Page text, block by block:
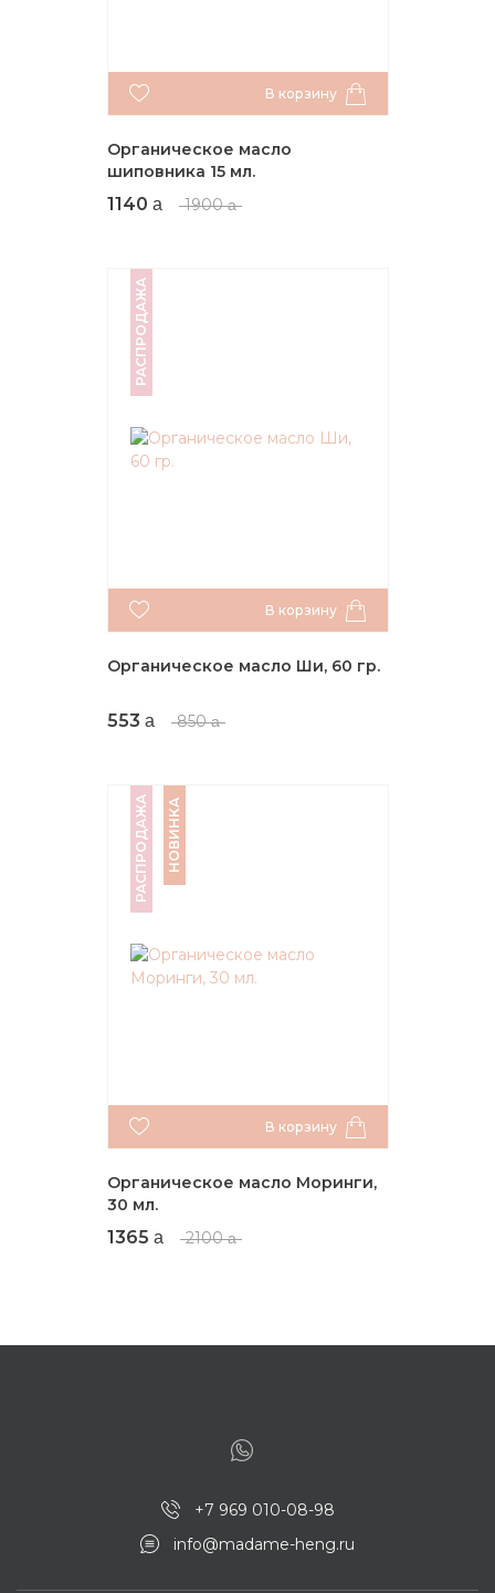
В корзину
Органическое масло
шиповника 15 мл.
1140 1900
РАСПРОДАЖА
В корзину
Органическое масло Ши, 60 гр.
553 850
РАСПРОДАЖА НОВИНКА
В корзину
Органическое масло Моринги,
30 мл.
1365 2100
+7 969 010-08-98
info@madame-heng.ru